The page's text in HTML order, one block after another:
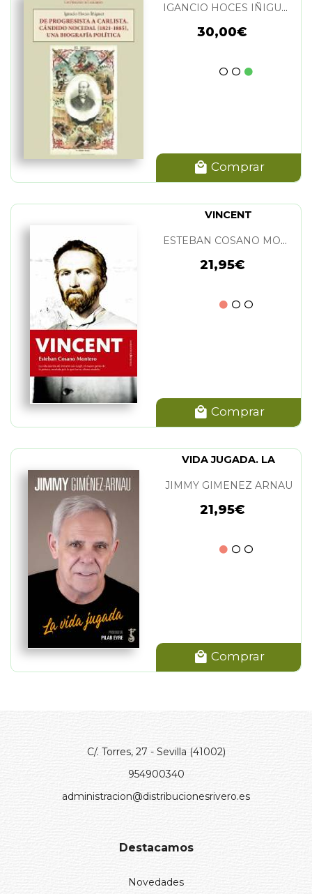
NOCEDAL (1821-1885)IGANCIO HOCES IÑIGUEZ
30,00€
Comprar
VINCENT
ESTEBAN COSANO MONTERO
21,95€
Comprar
VIDA JUGADA. LA
JIMMY GIMENEZ ARNAU
21,95€
Comprar
C/. Torres, 27 - Sevilla (41002)
954900340
administracion@distribucionesrivero.es
Destacamos
Novedades